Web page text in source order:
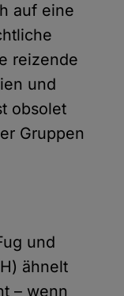
auf eine
reizende
und
obsolet
Gruppen
und
ähnelt
– wenn